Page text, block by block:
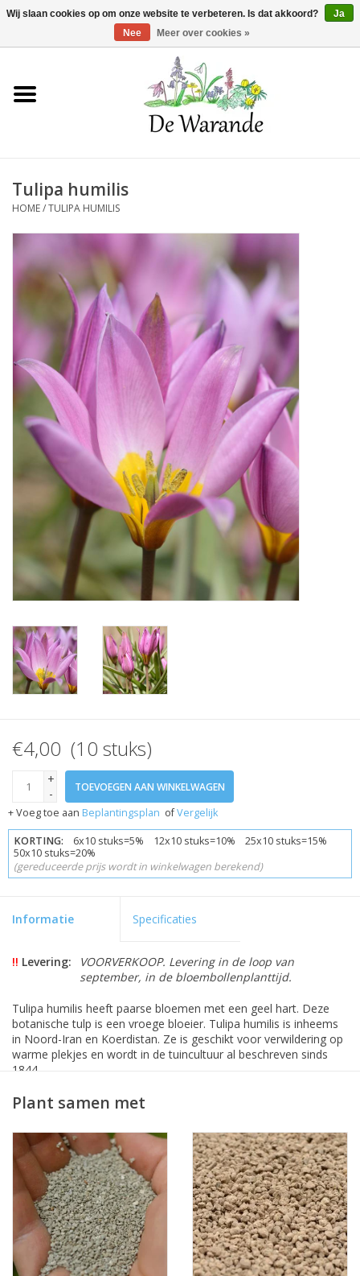
Winkelwagen >0 Artikelen - €0,00
Home
Voorjaarsbloeiers
Zomerbloeiers
Herfstbloeiers
Schaduwplanten
Aanbiedingen
Bodemverbetering
Overige producten
Advies
Onze tuinen!
Sterke Bollen Dagen
Nieuws
Tulipa humilis
HOME/TULIPA HUMILIS
€4,00 (10 stuks)
+
-
TOEVOEGEN AAN WINKELWAGEN
+ Voeg toe aan Beplantingsplan ofVergelijk
KORTING: 6x10 stuks=5% 12x10 stuks=10% 25x10 stuks=15%
50x10 stuks=20%
(gereduceerde prijs wordt in winkelwagen berekend)
Informatie Specificaties
!! Levering:
VOORVERKOOP. Levering in de loop van
september, in de bloembollenplanttijd.
Tulipa humilis heeft paarse bloemen met een geel hart. Deze
botanische tulp is een vroege bloeier. Tulipa humilis is inheems
in Noord-Iran en Koerdistan. Ze is geschikt voor verwildering op
warme plekjes en wordt in de tuincultuur al beschreven sinds
1844.
Plant samen met
Wij slaan cookies op om onze website te verbeteren. Is dat akkoord?
Ja
Nee
Meer over cookies »